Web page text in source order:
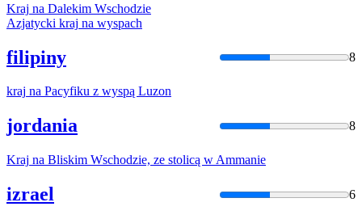
Kraj na Dalekim Wschodzie
Azjatycki kraj na wyspach
filipiny 8
kraj na Pacyfiku z wyspą Luzon
jordania 8
Kraj na Bliskim Wschodzie, ze stolicą w Ammanie
izrael 6